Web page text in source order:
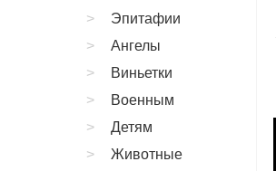
Эпитафии
Ангелы
Виньетки
Военным
Детям
Животные